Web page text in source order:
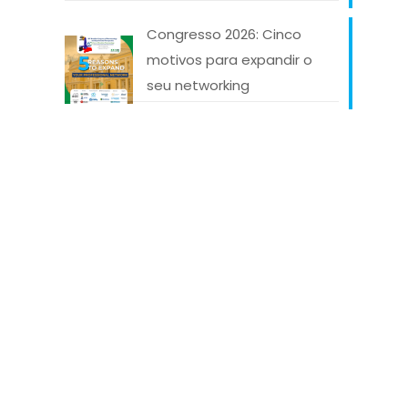
Congresso 2026: Cinco
motivos para expandir o
seu networking